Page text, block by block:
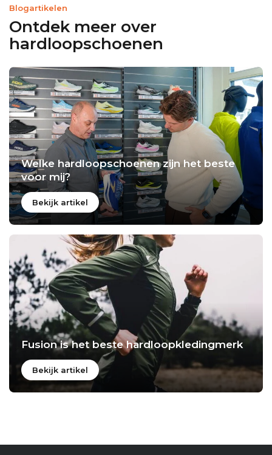
Blogartikelen
Ontdek meer over
hardloopschoenen
Welke hardloopschoenen zijn het beste
voor mij?
Bekijk artikel
Fusion is het beste hardloopkledingmerk
Bekijk artikel